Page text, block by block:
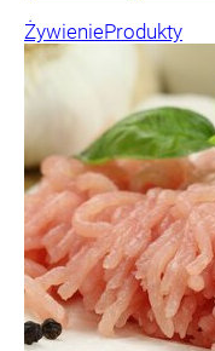
ŻywienieProdukty